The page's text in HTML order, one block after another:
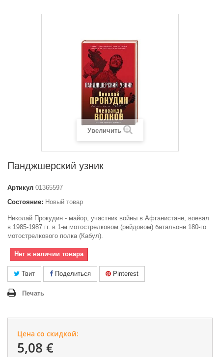
Увеличить
Панджшерский узник
Артикул 01365597
Состояние: Новый товар
Николай Прокудин - майор, участник войны в Афганистане, воевал
в 1985-1987 гг. в 1-м мотострелковом (рейдовом) батальоне 180-го
мотострелкового полка (Кабул).
Нет в наличии товара
Твит Поделиться Pinterest
Печать
Цена со скидкой:
5,08 €